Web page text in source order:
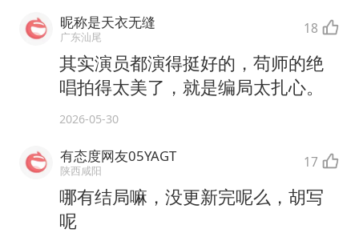
昵称是天衣无缝
广东汕尾 18
其实演员都演得挺好的，苟师的绝
唱拍得太美了，就是编局太扎心。
2026-05-30
有态度网友05YAGT
陕西咸阳 17
哪有结局嘛，没更新完呢么，胡写
呢